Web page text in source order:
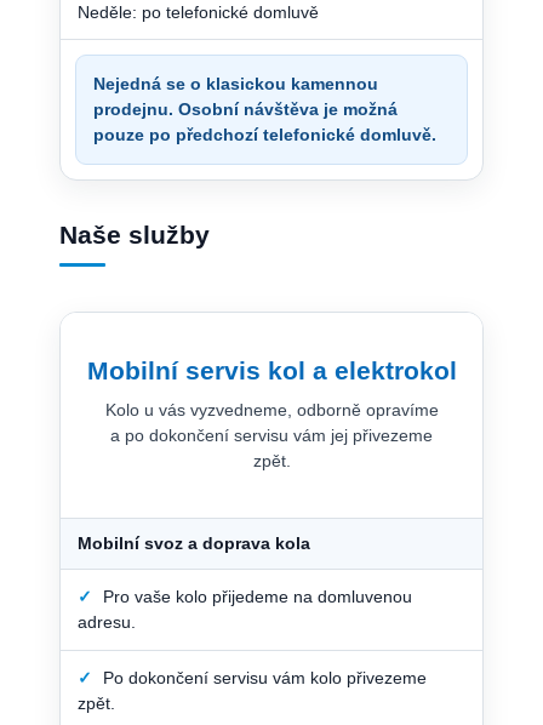
Neděle: po telefonické domluvě
Nejedná se o klasickou kamennou
prodejnu. Osobní návštěva je možná
pouze po předchozí telefonické domluvě.
Naše služby
Mobilní servis kol a elektrokol
Kolo u vás vyzvedneme, odborně opravíme
a po dokončení servisu vám jej přivezeme
zpět.
Mobilní svoz a doprava kola
✓
Pro vaše kolo přijedeme na domluvenou
adresu.
✓
Po dokončení servisu vám kolo přivezeme
zpět.